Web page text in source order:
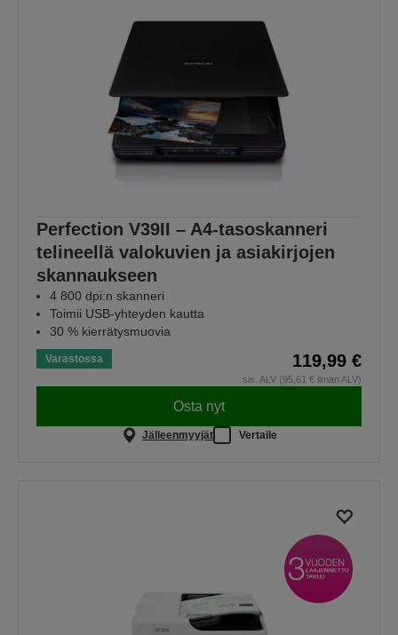
Perfection V39II – A4-tasoskanneri
telineellä valokuvien ja asiakirjojen
skannaukseen
4 800 dpi:n skanneri
Toimii USB-yhteyden kautta
30 % kierrätysmuovia
Varastossa 119,99 €
sis. ALV (95,61 € ilman ALV)
Osta nyt
Jälleenmyyjät Vertaile